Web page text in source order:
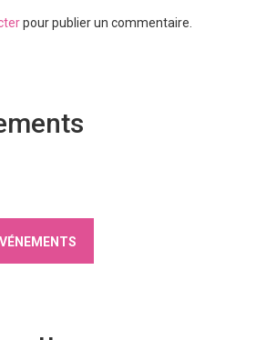
pour publier un commentaire.